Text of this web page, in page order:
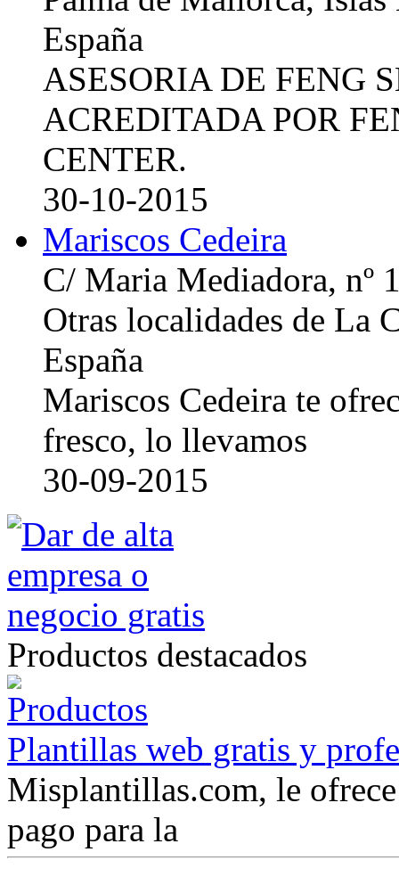
España
ASESORIA DE FENG
ACREDITADA POR
CENTER.
30-10-2015
Mariscos Cedeira
C/ Maria Mediadora, nº
Otras localidades de La
España
Mariscos Cedeira te
fresco, lo llevamos
30-09-2015
Productos destacados
Plantillas web gratis y
Misplantillas.com, le
pago para la